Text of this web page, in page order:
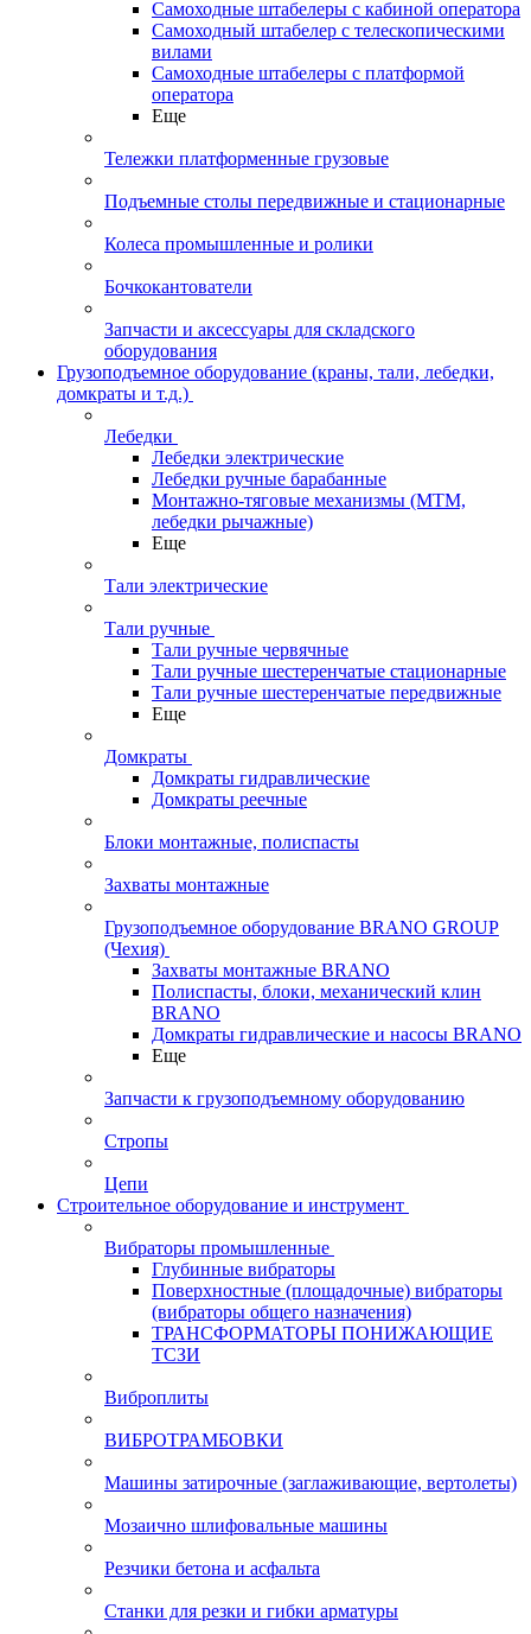
Самоходные штабелеры с кабиной оператора
Самоходный штабелер с телескопическими
вилами
Самоходные штабелеры с платформой
оператора
Еще
Тележки платформенные грузовые
Подъемные столы передвижные и стационарные
Колеса промышленные и ролики
Бочкокантователи
Запчасти и аксессуары для складского
оборудования
Грузоподъемное оборудование (краны, тали, лебедки,
домкраты и т.д.)
Лебедки
Лебедки электрические
Лебедки ручные барабанные
Монтажно-тяговые механизмы (МТМ,
лебедки рычажные)
Еще
Тали электрические
Тали ручные
Тали ручные червячные
Тали ручные шестеренчатые стационарные
Тали ручные шестеренчатые передвижные
Еще
Домкраты
Домкраты гидравлические
Домкраты реечные
Блоки монтажные, полиспасты
Захваты монтажные
Грузоподъемное оборудование BRANO GROUP
(Чехия)
Захваты монтажные BRANO
Полиспасты, блоки, механический клин
BRANO
Домкраты гидравлические и насосы BRANO
Еще
Запчасти к грузоподъемному оборудованию
Стропы
Цепи
Строительное оборудование и инструмент
Вибраторы промышленные
Глубинные вибраторы
Поверхностные (площадочные) вибраторы
(вибраторы общего назначения)
ТРАНСФОРМАТОРЫ ПОНИЖАЮЩИЕ
ТСЗИ
Виброплиты
ВИБРОТРАМБОВКИ
Машины затирочные (заглаживающие, вертолеты)
Мозаично шлифовальные машины
Резчики бетона и асфальта
Станки для резки и гибки арматуры